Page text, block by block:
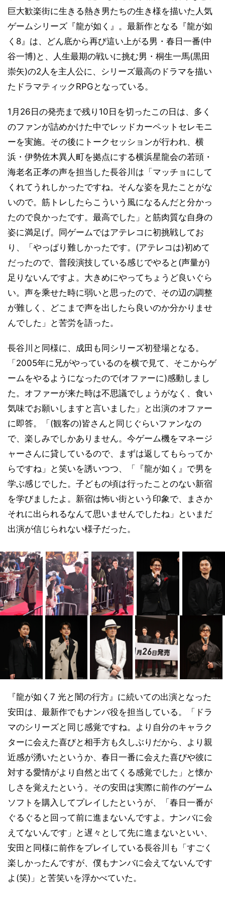
巨大歓楽街に生きる熱き男たちの生き様を描いた人気
ゲームシリーズ『龍が如く』。最新作となる『龍が如
く8』は、どん底から再び這い上がる男・春日一番(中
谷一博)と、人生最期の戦いに挑む男・桐生一馬(黒田
崇矢)の2人を主人公に、シリーズ最高のドラマを描い
たドラマティックRPGとなっている。
1月26日の発売まで残り10日を切ったこの日は、多く
のファンが詰めかけた中でレッドカーペットセレモニ
ーを実施。その後にトークセッションが行われ、横
浜・伊勢佐木異人町を拠点にする横浜星龍会の若頭・
海老名正孝の声を担当した長谷川は「マッチョにして
くれてうれしかったですね。そんな姿を見たことがな
いので。筋トレしたらこういう風になるんだと分かっ
たので良かったです。最高でした」と筋肉質な自身の
姿に満足げ。同ゲームではアテレコに初挑戦してお
り、「やっぱり難しかったです。(アテレコは)初めて
だったので、普段演技している感じでやると(声量が)
足りないんですよ。大きめにやってちょうど良いぐら
い。声を乘せた時に弱いと思ったので、その辺の調整
が難しく、どこまで声を出したら良いのか分かりませ
んでした」と苦労を語った。
長谷川と同様に、成田も同シリーズ初登場となる。
「2005年に兄がやっているのを横で見て、そこからゲ
ームをやるようになったので(オファーに)感動しまし
た。オファーが来た時は不思議でしょうがなく、食い
気味でお願いしますと言いました」と出演のオファー
に即答。「(観客の)皆さんと同じぐらいファンなの
で、楽しみでしかありません。今ゲーム機をマネージ
ャーさんに貸しているので、まずは返してもらってか
らですね」と笑いを誘いつつ、「『龍が如く』で男を
学ぶ感じでした。子どもの頃は行ったことのない新宿
を学びましたよ。新宿は怖い街という印象で、まさか
それに出られるなんて思いませんでしたね」といまだ
出演が信じられない様子だった。
『龍が如く7 光と闇の行方』に続いての出演となった
安田は、最新作でもナンバ役を担当している。「ドラ
マのシリーズと同じ感覚ですね。より自分のキャラク
ターに会えた喜びと相手方も久しぶりだから、より親
近感が湧いたというか、春日一番に会えた喜びや彼に
対する愛情がより自然と出てくる感覚でした」と懐か
しさを覚えたという。その安田は実際に前作のゲーム
ソフトを購入してプレイしたというが、「春日一番が
ぐるぐると回って前に進まないんですよ。ナンバに会
えてないんです」と遅々として先に進まないといい、
安田と同様に前作をプレイしている長谷川も「すごく
楽しかったんですが、僕もナンバに会えてないんです
よ(笑)」と苦笑いを浮かべていた。